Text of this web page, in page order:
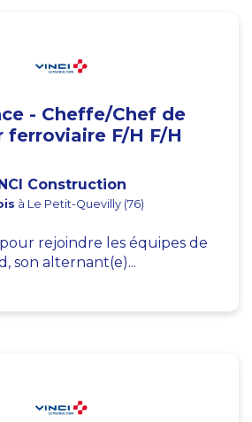
- Cheffe/Chef de
ferroviaire F/H F/H
Construction
à Le Petit-Quevilly (76)
rejoindre les équipes de
son alternant(e)...